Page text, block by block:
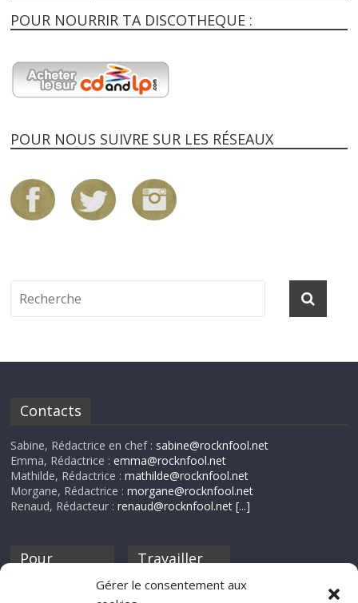
Gérer le consentement aux
POUR NOURRIR TA DISCOTHEQUE :
POUR NOUS SUIVRE SUR LES RÉSEAUX
Contacts
Sabine, Rédactrice en chef : sabine@rocknfool.net
Emma, Rédactrice :emma@rocknfool.net
Mathilde, Rédactrice :mathilde@rocknfool.net
Morgane, Rédactrice :morgane@rocknfool.net
Renaud, Rédacteur :renaud@rocknfool.net [...]
Pour
discothèque
Travailler